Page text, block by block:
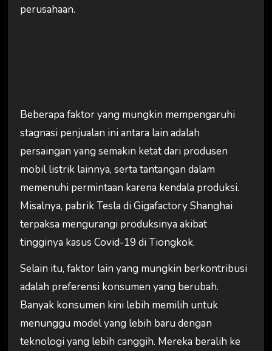
perusahaan.
Beberapa faktor yang mungkin mempengaruhi
stagnasi penjualan ini antara lain adalah
persaingan yang semakin ketat dari produsen
mobil listrik lainnya, serta tantangan dalam
memenuhi permintaan karena kendala produksi.
Misalnya, pabrik Tesla di Gigafactory Shanghai
terpaksa mengurangi produksinya akibat
tingginya kasus Covid-19 di Tiongkok.
Selain itu, faktor lain yang mungkin berkontribusi
adalah preferensi konsumen yang berubah.
Banyak konsumen kini lebih memilih untuk
menunggu model yang lebih baru dengan
teknologi yang lebih canggih. Mereka beralih ke